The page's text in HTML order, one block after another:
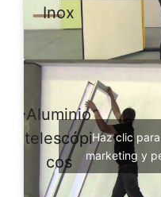
Inox
Aluminio
telescópi
cos
Haz clic
marketing y